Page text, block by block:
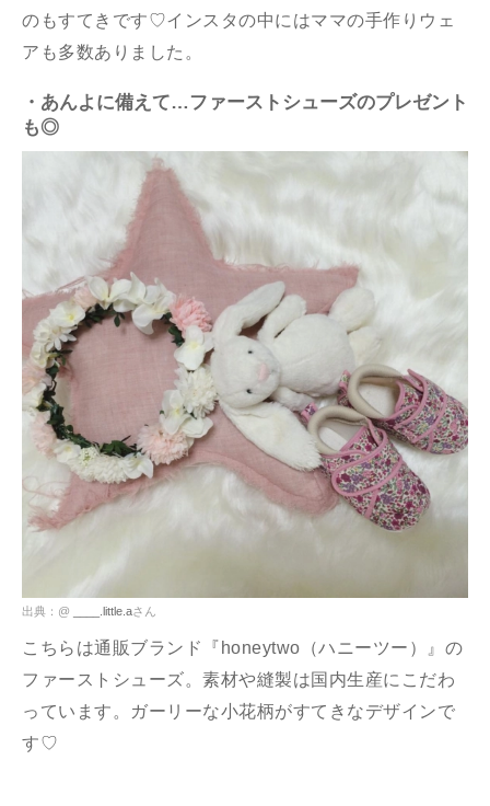
のもすてきです♡インスタの中にはママの手作りウェ
アも多数ありました。
・あんよに備えて…ファーストシューズのプレゼント
も◎
出典：@ ____.little.aさん
こちらは通販ブランド『honeytwo（ハニーツー）』の
ファーストシューズ。素材や縫製は国内生産にこだわ
っています。ガーリーな小花柄がすてきなデザインで
す♡